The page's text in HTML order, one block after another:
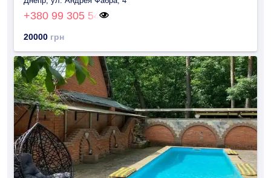
+380 99 305 54
20000 грн